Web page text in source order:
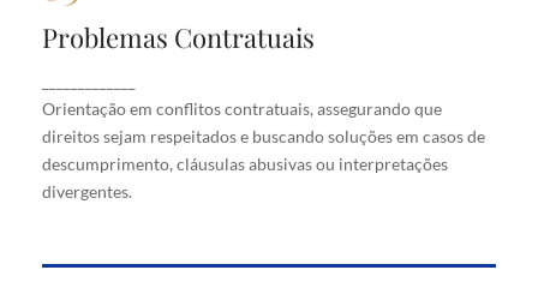
Problemas Contratuais
Orientação em conflitos contratuais, assegurando que
direitos sejam respeitados e buscando soluções em casos de
descumprimento, cláusulas abusivas ou interpretações
divergentes.
Problemas Contratuais
que direitos sejam respeitados e buscando soluções
em casos de descumprimento, cláusulas abusivas
ou interpretações divergentes.